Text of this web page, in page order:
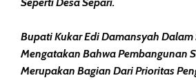
Bupati Kukar Edi Damansyah
Mengatakan Bahwa Pembangunan
Merupakan Bagian Dari Prioritas